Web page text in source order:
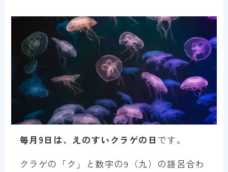
毎月9日は、えのすいクラゲの日 です。
クラゲの「ク」と数字の9（九）の語呂合わ